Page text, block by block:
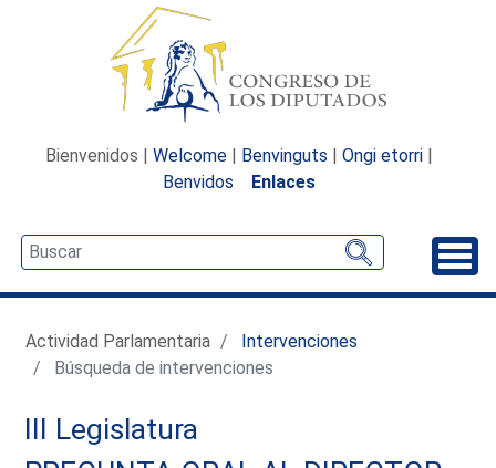
Bienvenidos | Welcome | Benvinguts | Ongi etorri |
Benvidos
Enlaces
Actividad Parlamentaria
Intervenciones
Búsqueda de intervenciones
III Legislatura